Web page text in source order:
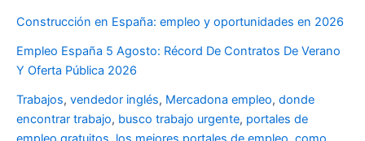
Construcción en España: empleo y oportunidades en 2026
Empleo España 5 Agosto: Récord De Contratos De Verano
Y Oferta Pública 2026
Trabajos, vendedor inglés, Mercadona empleo, donde
encontrar trabajo, busco trabajo urgente, portales de